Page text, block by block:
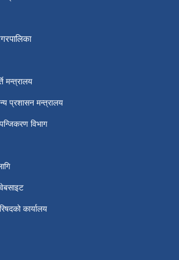
मन्त्रालय
प्रशासन मन्त्रालय
विभाग
कार्यालय